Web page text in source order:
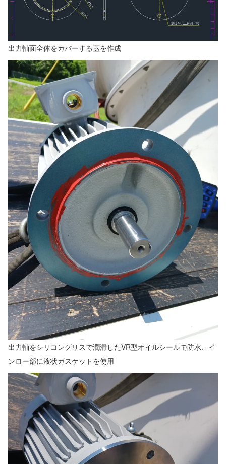
出力軸面全体をカバーする蓋を作成
出力軸をシリコングリスで潤滑したVR型オイルシールで防水、イ
ンロー部に液状ガスケットを使用